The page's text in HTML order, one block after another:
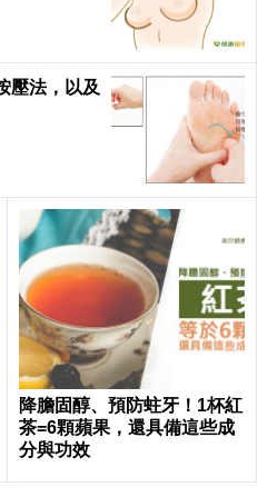
壓法，以及
降膽固醇、預防蛀牙！1杯紅
茶=6顆蘋果，還具備這些成
分與功效